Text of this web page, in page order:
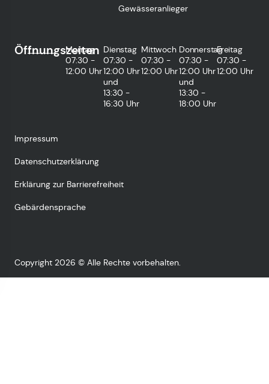
Gewässeranlieger
Öffnungszeiten
Montag
07:30 -
12:00 Uhr
Dienstag
07:30 -
12:00 Uhr
und
13:30 -
16:30 Uhr
Mittwoch
07:30 -
12:00 Uhr
Donnerstag
07:30 -
12:00 Uhr
und
13:30 -
18:00 Uhr
Freitag
07:30 -
12:00 Uhr
Impressum
Datenschutzerklärung
Erklärung zur Barrierefreiheit
Gebärdensprache
Copyright 2026 © Alle Rechte vorbehalten.